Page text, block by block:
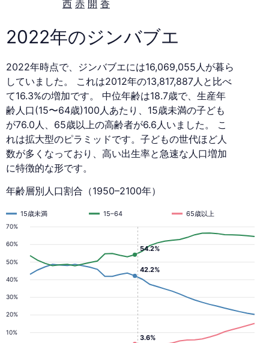
西 赤 開 香
2022年のジンバブエ
2022年時点で、ジンバブエには16,069,055人が暮ら
していました。 これは2012年の13,817,887人と比べ
て16.3%の増加です。 中位年齢は18.7歳で、生産年
齢人口(15〜64歳)100人あたり、15歳未満の子ども
が76.0人、65歳以上の高齢者が6.6人いました。 こ
れは拡大型のピラミッドです。子どもの世代ほど人
数が多くなっており、高い出生率と急速な人口増加
に特徴的な形です。
年齢層別人口割合（1950–2100年）
10%
20%
30%
40%
50%
60%
70%
15歳未満 15–64 65歳以上
42.2%
3.6%
54.2%